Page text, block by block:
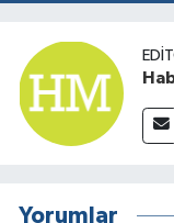
Yorumlar